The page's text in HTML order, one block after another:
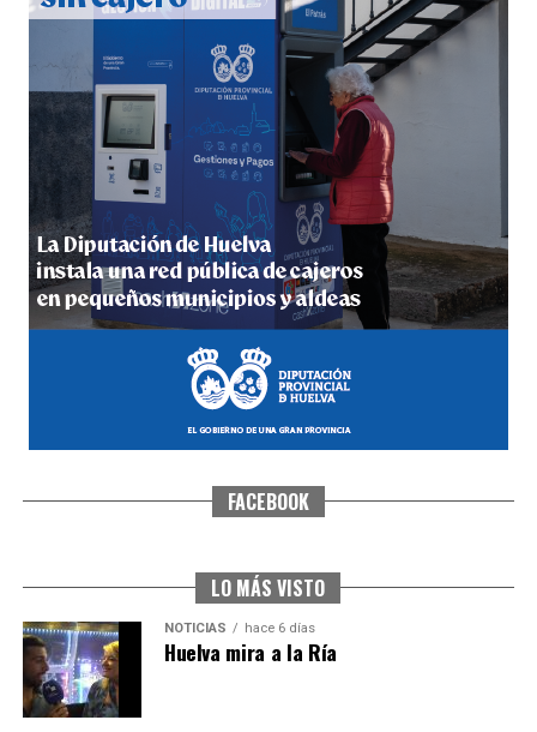
4º DÍA DE LAS FIESTAS COLOMBINAS 2026
hace 1 semana·Huelvatv
SEXTA CORRIDA DE LAS FIESTAS COLOMBINAS
FACEBOOK
LO MÁS VISTO
NOTICIAS hace 6 días
Huelva mira a la Ría